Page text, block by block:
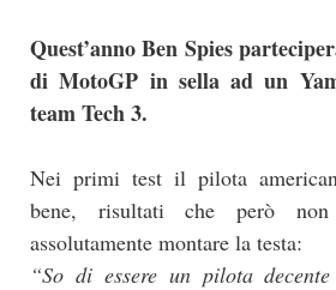
Quest’anno Ben Spies
di MotoGP in sella ad un
team Tech 3.
Nei primi test il pilota
bene, risultati che però
assolutamente montare la testa:
“So di essere un pilota